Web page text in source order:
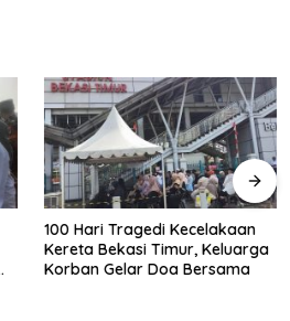
100 Hari Tragedi Kecelakaan
Kereta Bekasi Timur, Keluarga
Korban Gelar Doa Bersama